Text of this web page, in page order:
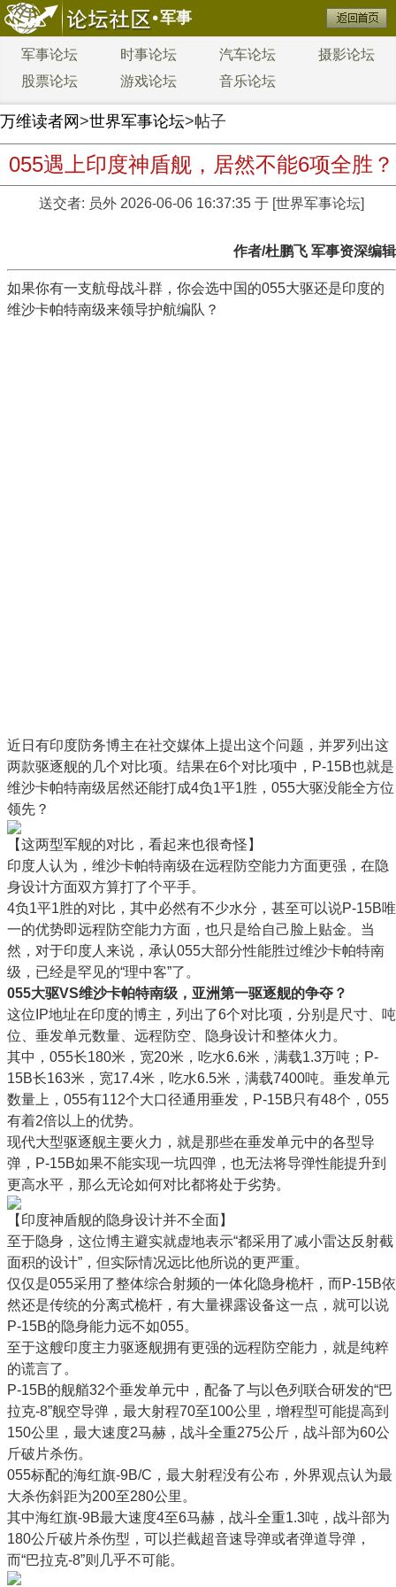
军事
军事论坛 时事论坛 汽车论坛
摄影论坛
股票论坛
游戏论坛 音乐论坛
万维读者网 >世界军事论坛>帖子
055遇上印度神盾舰，居然不能6项全胜？
送交者: 员外 2026-06-06 16:37:35 于 [世界军事论坛]
作者/杜鹏飞 军事资深编辑
如果你有一支航母战斗群，你会选中国的055大驱还是印度的
维沙卡帕特南级来领导护航编队？
近日有印度防务博主在社交媒体上提出这个问题，并罗列出这
两款驱逐舰的几个对比项。结果在6个对比项中，P-15B也就是
维沙卡帕特南级居然还能打成4负1平1胜，055大驱没能全方位
领先？
【这两型军舰的对比，看起来也很奇怪】
印度人认为，维沙卡帕特南级在远程防空能力方面更强，在隐
身设计方面双方算打了个平手。
4负1平1胜的对比，其中必然有不少水分，甚至可以说P-15B唯
一的优势即远程防空能力方面，也只是给自己脸上贴金。当
然，对于印度人来说，承认055大部分性能胜过维沙卡帕特南
级，已经是罕见的“理中客”了。
055大驱VS维沙卡帕特南级，亚洲第一驱逐舰的争夺？
这位IP地址在印度的博主，列出了6个对比项，分别是尺寸、吨
位、垂发单元数量、远程防空、隐身设计和整体火力。
其中，055长180米，宽20米，吃水6.6米，满载1.3万吨；P-
15B长163米，宽17.4米，吃水6.5米，满载7400吨。垂发单元
数量上，055有112个大口径通用垂发，P-15B只有48个，055
有着2倍以上的优势。
现代大型驱逐舰主要火力，就是那些在垂发单元中的各型导
弹，P-15B如果不能实现一坑四弹，也无法将导弹性能提升到
更高水平，那么无论如何对比都将处于劣势。
【印度神盾舰的隐身设计并不全面】
至于隐身，这位博主避实就虚地表示“都采用了减小雷达反射截
面积的设计”，但实际情况远比他所说的更严重。
仅仅是055采用了整体综合射频的一体化隐身桅杆，而P-15B依
然还是传统的分离式桅杆，有大量裸露设备这一点，就可以说
P-15B的隐身能力远不如055。
至于这艘印度主力驱逐舰拥有更强的远程防空能力，就是纯粹
的谎言了。
P-15B的舰艏32个垂发单元中，配备了与以色列联合研发的“巴
拉克-8”舰空导弹，最大射程70至100公里，增程型可能提高到
150公里，最大速度2马赫，战斗全重275公斤，战斗部为60公
斤破片杀伤。
055标配的海红旗-9B/C，最大射程没有公布，外界观点认为最
大杀伤斜距为200至280公里。
其中海红旗-9B最大速度4至6马赫，战斗全重1.3吨，战斗部为
180公斤破片杀伤型，可以拦截超音速导弹或者弹道导弹，
而“巴拉克-8”则几乎不可能。